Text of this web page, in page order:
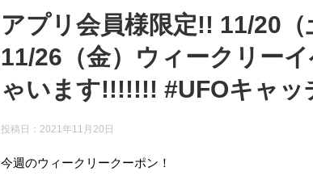
アプリ会員様限定!! 11/20（
11/26（金）ウィークリー
ゃいます!!!!!!! #UFOキャッ
投稿日：2021年11月20日
今週のウィークリークーポン！